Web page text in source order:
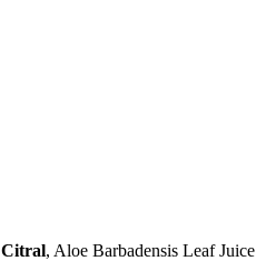
Citral, Aloe Barbadensis Leaf Juice